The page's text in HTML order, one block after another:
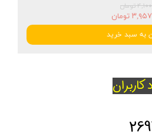
تومان
تومان
به سبد خرید
کاربران